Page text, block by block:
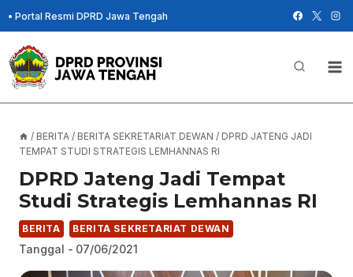
Skip
to
content
• Portal Resmi DPRD Jawa Tengah
/ BERITA / BERITA SEKRETARIAT DEWAN / DPRD JATENG JADI
TEMPAT STUDI STRATEGIS LEMHANNAS RI
DPRD Jateng Jadi Tempat
Studi Strategis Lemhannas RI
BERITA BERITA SEKRETARIAT DEWAN
Tanggal - 07/06/2021